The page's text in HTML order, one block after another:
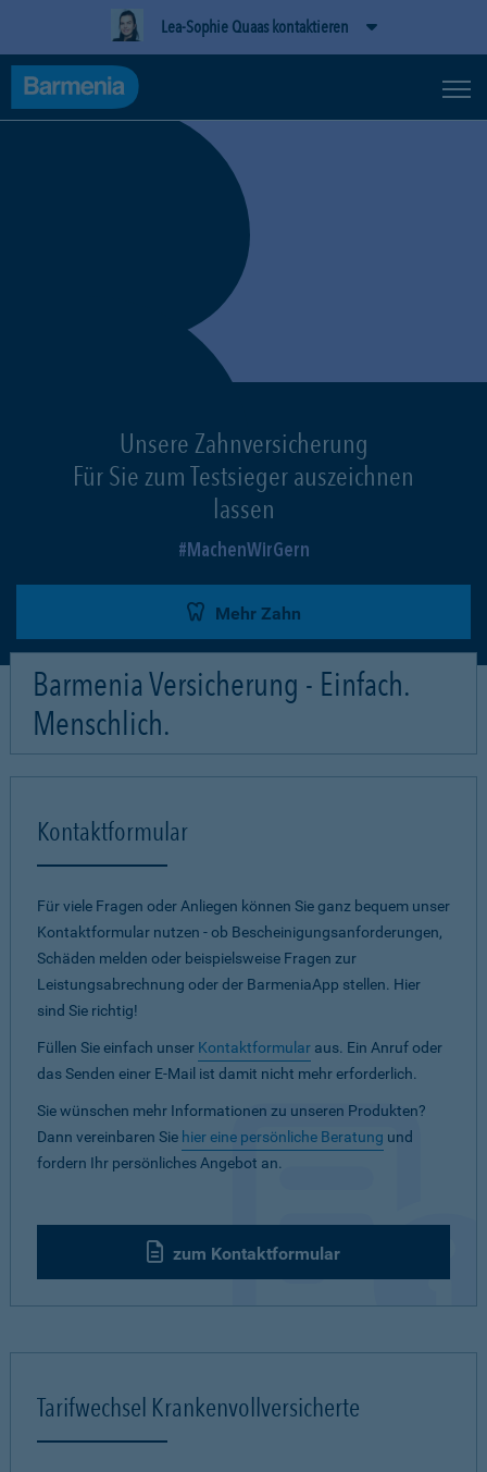
Lea-Sophie Quaas kontaktieren
Unsere Zahnversicherung
Für Sie zum Testsieger auszeichnen
lassen
MachenWirGern
Mehr Zahn
Barmenia Versicherung - Einfach.
Menschlich.
Kontaktformular
Für viele Fragen oder Anliegen können Sie ganz bequem unser
Kontaktformular nutzen - ob Bescheinigungsanforderungen,
Schäden melden oder beispielsweise Fragen zur
Leistungsabrechnung oder der BarmeniaApp stellen. Hier
sind Sie richtig!
Füllen Sie einfach unser Kontaktformular aus. Ein Anruf oder
das Senden einer E-Mail ist damit nicht mehr erforderlich.
Sie wünschen mehr Informationen zu unseren Produkten?
Dann vereinbaren Sie hier eine persönliche Beratung und
fordern Ihr persönliches Angebot an.
zum Kontaktformular
Tarifwechsel Krankenvollversicherte